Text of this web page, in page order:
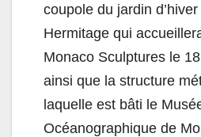
coupole du jardin d’hiver
Hermitage qui
Monaco Sculptures le
ainsi que la structure
laquelle est bâti le
Océanographique de